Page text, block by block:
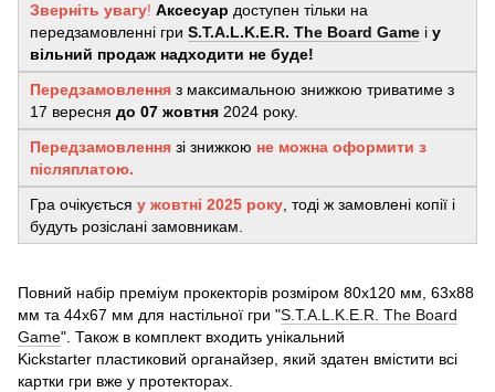
Зверніть увагу! Аксесуар доступен тільки на
передзамовленні гри S.T.A.L.K.E.R. The Board Game і у
вільний продаж надходити не буде!
Передзамовлення з максимальною знижкою триватиме з
17 вересня до 07 жовтня 2024 року.
Передзамовлення зі знижкою не можна оформити з
післяплатою.
Гра очікується у жовтні 2025 року , тоді ж замовлені копії і
будуть розіслані замовникам.
Повний набір преміум прокекторів розміром 80х120 мм, 63х88
мм та 44х67 мм для настільної гри "S.T.A.L.K.E.R. The Board
Game". Також в комплект входить унікальний
Kickstarter пластиковий органайзер, який здатен вмістити всі
картки гри вже у протекторах.